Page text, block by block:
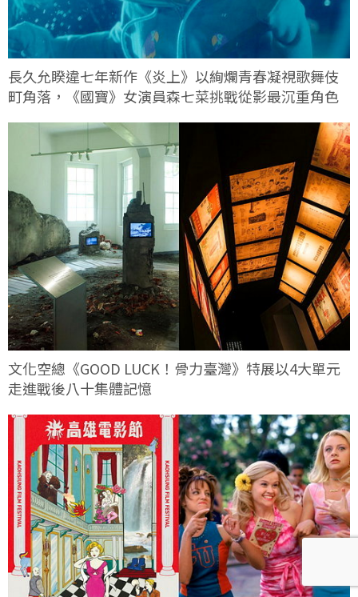
長久允睽違七年新作《炎上》以絢爛青春凝視歌舞伎
町角落，《國寶》女演員森七菜挑戰從影最沉重角色
文化空總《GOOD LUCK！骨力臺灣》特展以4大單元
走進戰後八十集體記憶